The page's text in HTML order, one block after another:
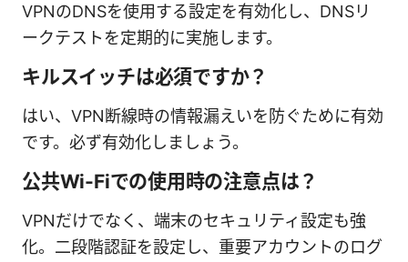
VPNのDNSを使用する設定を有効化し、DNSリ
ークテストを定期的に実施します。
キルスイッチは必須ですか？
はい、VPN断線時の情報漏えいを防ぐために有効
です。必ず有効化しましょう。
公共Wi-Fiでの使用時の注意点は？
VPNだけでなく、端末のセキュリティ設定も強
化。二段階認証を設定し、重要アカウントのログ